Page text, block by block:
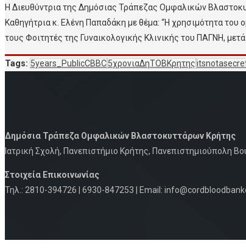
Η Διευθύντρια της Δημόσιας Τράπεζας Ομφαλικών
Καθηγήτρια κ. Ελένη Παπαδάκη με θέμα: “Η χρησιμότητα
τους Φοιτητές της Γυναικολογικής Κλινικής του ΠΑΓΝΗ,
Tags: 5years_PublicCBBC5χρονιαΔηΤΟΒΚρητης
Δημόσια Τράπεζα Ομφαλικών Βλαστοκυττάρων Κρήτης
Iατρική Σχολή, Πανεπιστήμιο Κρήτης, Πανεπιστημιούπολη
Στοιχεία Eπικοινωνίας
Τηλ.: 2810-394726 | 6930-847253 | Email: